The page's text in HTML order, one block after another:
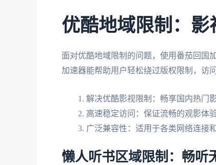
优酷地域限制：
面对优酷地域限制的问题，使用番茄回国
加速器能帮助用户轻松绕过版权限制，访
解决优酷影视限制：畅享国内热门
高速稳定访问：保证流畅的观影体验
广泛兼容性：适用于各类网络连接和
懒人听书区域限制：畅听